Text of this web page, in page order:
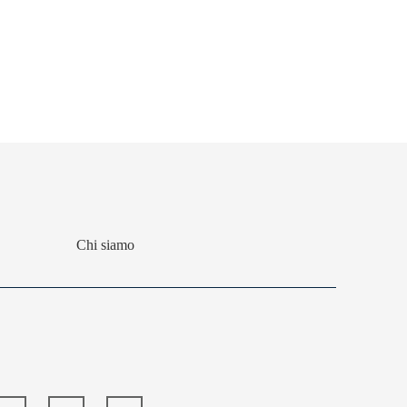
Chi siamo